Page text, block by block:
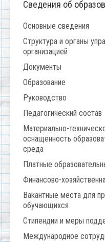
Сведения об
Основные сведения
Структура и органы
организацией
Документы
Образование
Руководство
Педагогический состав
Материально-
оснащенность
среда
Платные
Финансово-
Вакантные места для
обучающихся
Стипендии и меры
Международное